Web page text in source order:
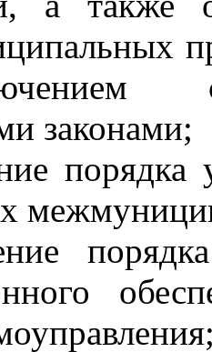
законами;
порядка